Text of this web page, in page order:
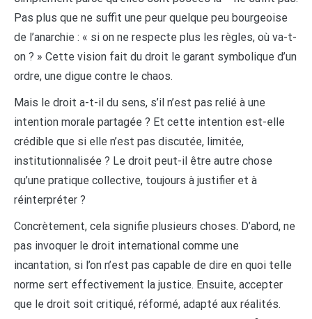
Pas plus que ne suffit une peur quelque peu bourgeoise
de l’anarchie : « si on ne respecte plus les règles, où va-t-
on ? » Cette vision fait du droit le garant symbolique d’un
ordre, une digue contre le chaos.
Mais le droit a-t-il du sens, s’il n’est pas relié à une
intention morale partagée ? Et cette intention est-elle
crédible que si elle n’est pas discutée, limitée,
institutionnalisée ? Le droit peut-il être autre chose
qu’une pratique collective, toujours à justifier et à
réinterpréter ?
Concrètement, cela signifie plusieurs choses. D’abord, ne
pas invoquer le droit international comme une
incantation, si l’on n’est pas capable de dire en quoi telle
norme sert effectivement la justice. Ensuite, accepter
que le droit soit critiqué, réformé, adapté aux réalités.